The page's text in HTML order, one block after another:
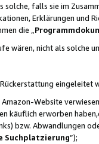
falls sie im
Erklärungen
die „
nicht als solche
eingeleitet
Website
erworben
bzw. Abwandlungen
Suchplatzierung”);